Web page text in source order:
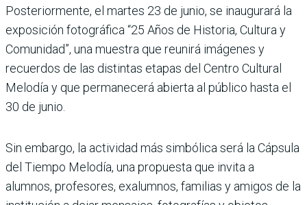
Posteriormente, el martes 23 de junio, se inaugurará la
exposición fotográfica “25 Años de Historia, Cultura y
Comunidad”, una muestra que reunirá imágenes y
recuerdos de las distintas etapas del Centro Cultural
Melodía y que permanecerá abierta al público hasta el
30 de junio.
Sin embargo, la actividad más simbólica será la Cápsula
del Tiempo Melodía, una propuesta que invita a
alumnos, profesores, exalumnos, familias y amigos de la